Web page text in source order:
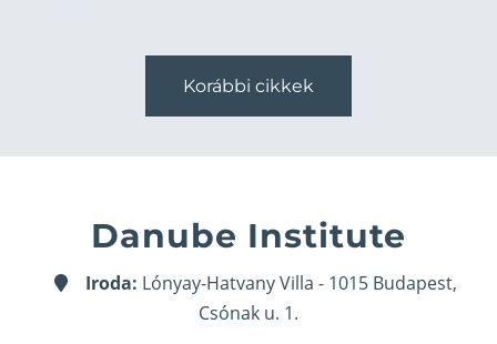
Korábbi cikkek
Danube Institute
Iroda: Lónyay-Hatvany Villa - 1015 Budapest,
Csónak u. 1.